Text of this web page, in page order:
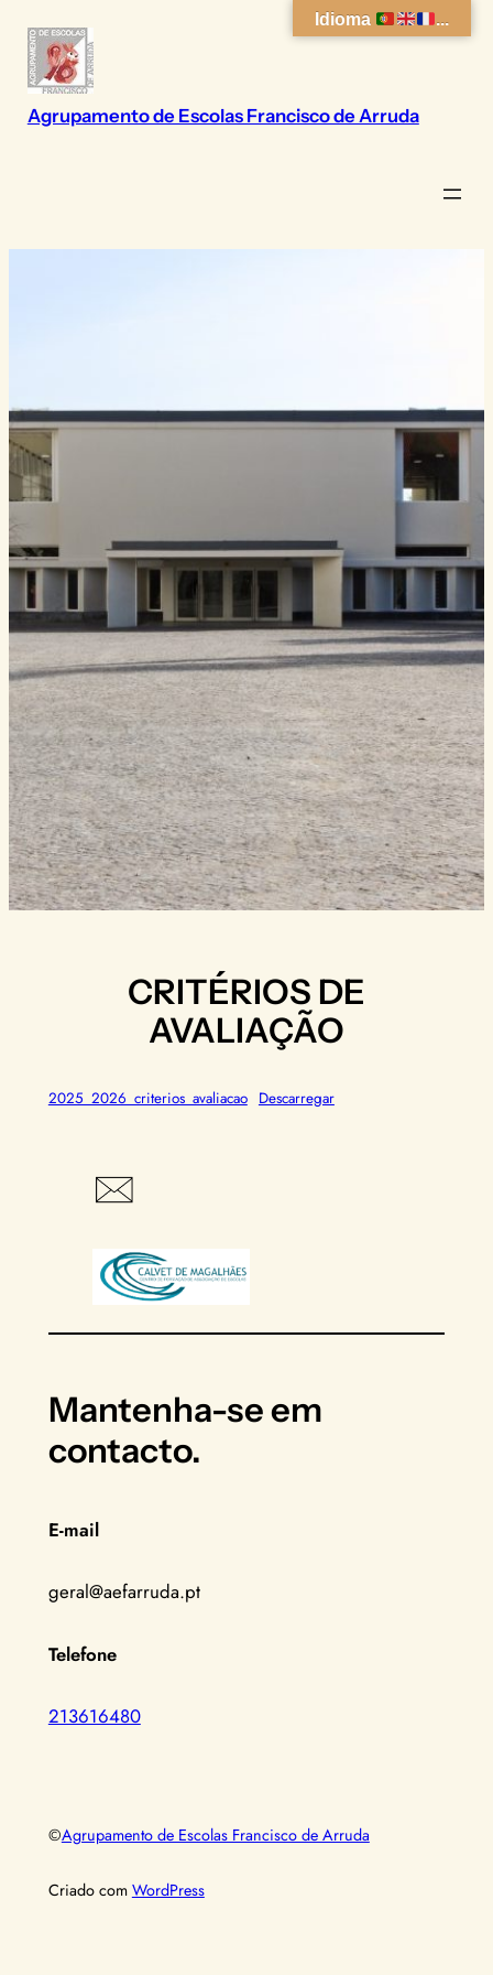
Saltar
para
conteúdo
Agrupamento de Escolas Francisco de Arruda
CRITÉRIOS DE
AVALIAÇÃO
2025_2026_criterios_avaliacao Descarregar
Mantenha-se em
contacto.
E-mail
geral@aefarruda.pt
Telefone
213616480
©Agrupamento de Escolas Francisco de Arruda
Criado com WordPress
Idioma ...